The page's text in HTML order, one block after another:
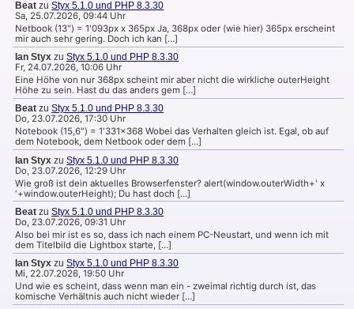
Beat zuStyx 5.1.0 und PHP 8.3.30
Sa, 25.07.2026, 09:44 Uhr
Netbook (13") = 1'093px x 365px Ja, 368px oder (wie hier) 365px erscheint
mir auch sehr gering. Doch ich kan […]
Ian Styx zuStyx 5.1.0 und PHP 8.3.30
Fr, 24.07.2026, 10:06 Uhr
Eine Höhe von nur 368px scheint mir aber nicht die wirkliche outerHeight
Höhe zu sein. Hast du das anders gem […]
Beat zuStyx 5.1.0 und PHP 8.3.30
Do, 23.07.2026, 17:30 Uhr
Notebook (15,6") = 1'331x368 Wobei das Verhalten gleich ist. Egal, ob auf
dem Notebook, dem Netbook oder dem […]
Ian Styx zuStyx 5.1.0 und PHP 8.3.30
Do, 23.07.2026, 12:29 Uhr
Wie groß ist dein aktuelles Browserfenster? alert(window.outerWidth+' x
'+window.outerHeight); Du hast doch […]
Beat zuStyx 5.1.0 und PHP 8.3.30
Do, 23.07.2026, 09:31 Uhr
Also bei mir ist es so, dass ich nach einem PC-Neustart, und wenn ich mit
dem Titelbild die Lightbox starte, […]
Ian Styx zuStyx 5.1.0 und PHP 8.3.30
Mi, 22.07.2026, 19:50 Uhr
Und wie es scheint, dass wenn man ein - zweimal richtig durch ist, das
komische Verhältnis auch nicht wieder […]